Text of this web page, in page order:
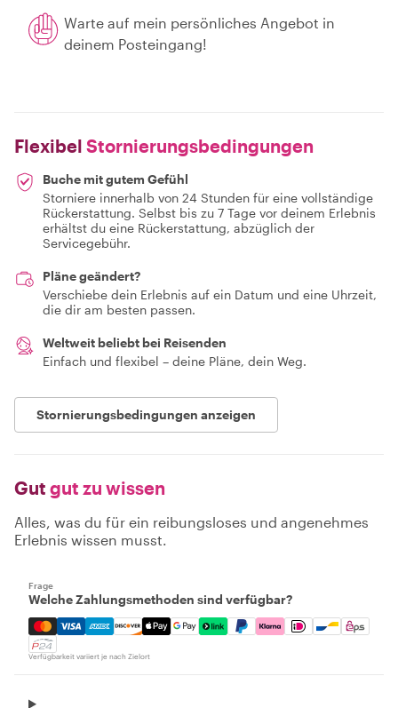
Warte auf mein persönliches Angebot in
deinem Posteingang!
Flexibel Stornierungsbedingungen
Buche mit gutem Gefühl
Storniere innerhalb von 24 Stunden für eine vollständige
Rückerstattung. Selbst bis zu 7 Tage vor deinem Erlebnis
erhältst du eine Rückerstattung, abzüglich der
Servicegebühr.
Pläne geändert?
Verschiebe dein Erlebnis auf ein Datum und eine Uhrzeit,
die dir am besten passen.
Weltweit beliebt bei Reisenden
Einfach und flexibel – deine Pläne, dein Weg.
Stornierungsbedingungen anzeigen
Gut gut zu wissen
Alles, was du für ein reibungsloses und angenehmes
Erlebnis wissen musst.
Frage
Welche Zahlungsmethoden sind verfügbar?
Mastercard, Visa, Amex, Discover, Apple Pay, Google
Verfügbarkeit variiert je nach Zielort